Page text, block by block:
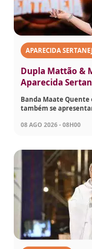
APARECIDA
Dupla Mattão &
Aparecida
Banda Maate Quente
também se
08 AGO 2026 - 08H00